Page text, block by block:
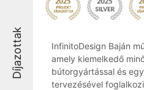
Díjazottak
InfinitoDesign Baján
amely kiemelkedő
bútorgyártással és
tervezésével